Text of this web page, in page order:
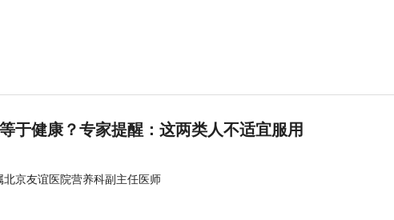
于健康？专家提醒：这两类人不适宜服用
京友谊医院营养科副主任医师